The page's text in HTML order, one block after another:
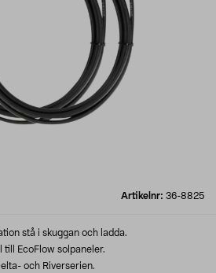
Artikelnr: 36-8825
stå i skuggan och ladda.
EcoFlow solpaneler.
och Riverserien.